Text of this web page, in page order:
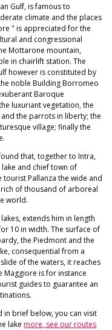
Gulf, is famous to
climate and the places
" is appreciated for the
and congressional
Mottarone mountain,
in chairlift station. The
however is constituted by
noble Building Borromeo
Baroque
luxuriant vegetation, the
the parrots in liberty; the
village; finally the
that, together to Intra,
and chief town of
Pallanza the wide and
of thousand of arboreal
world.
extends him in length
10 in width. The surface of
the Piedmont and the
consequential from a
of the waters, it reaches
Maggiore is for instance
guides to guarantee an
brief below, you can visit
lakemore, see our routes